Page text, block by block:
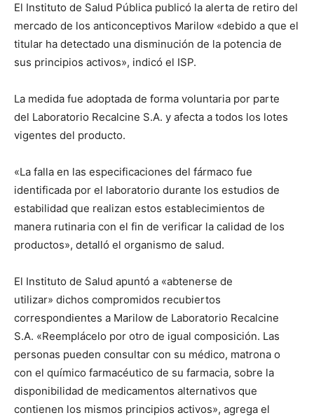
El Instituto de Salud Pública publicó la alerta de retiro del
mercado de los anticonceptivos Marilow «debido a que el
titular ha detectado una disminución de la potencia de
sus principios activos», indicó el ISP.
La medida fue adoptada de forma voluntaria por parte
del Laboratorio Recalcine S.A. y afecta a todos los lotes
vigentes del producto.
«La falla en las especificaciones del fármaco fue
identificada por el laboratorio durante los estudios de
estabilidad que realizan estos establecimientos de
manera rutinaria con el fin de verificar la calidad de los
productos», detalló el organismo de salud.
El Instituto de Salud apuntó a «abtenerse de
utilizar» dichos compromidos recubiertos
correspondientes a Marilow de Laboratorio Recalcine
S.A. «Reemplácelo por otro de igual composición. Las
personas pueden consultar con su médico, matrona o
con el químico farmacéutico de su farmacia, sobre la
disponibilidad de medicamentos alternativos que
contienen los mismos principios activos», agrega el